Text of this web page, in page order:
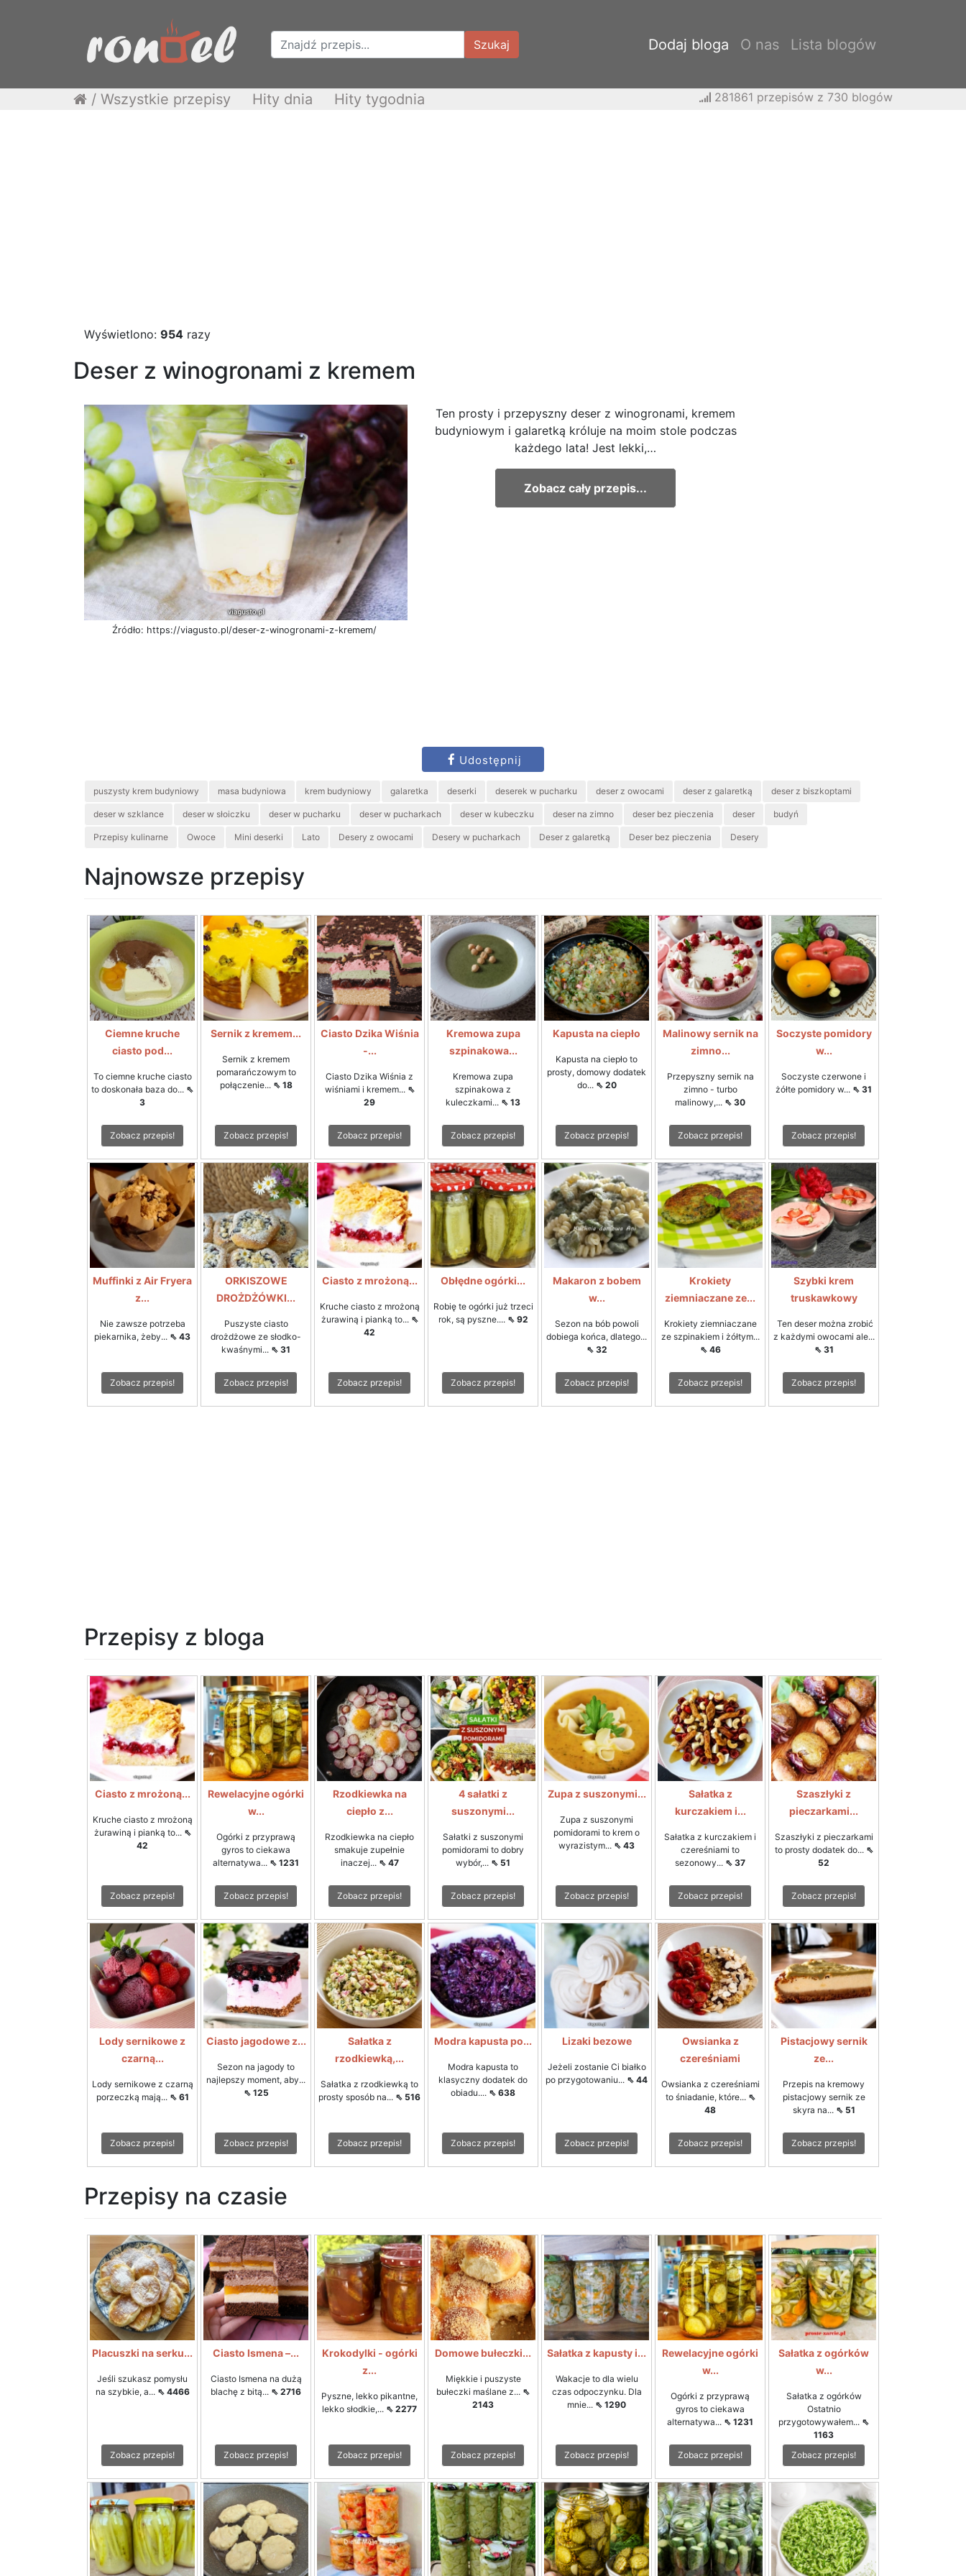
Szukaj Dodaj bloga O nas Lista blogów
/ Wszystkie przepisy Hity dnia Hity tygodnia 281861 przepisów z 730 blogów
Wyświetlono: 954 razy
Deser z winogronami z kremem
Źródło: https://viagusto.pl/deser-z-winogronami-z-kremem/
Ten prosty i przepyszny deser z winogronami, kremem
budyniowym i galaretką króluje na moim stole podczas
każdego lata! Jest lekki,…
Zobacz cały przepis...
Udostępnij
puszysty krem budyniowy masa budyniowa krem budyniowy galaretka deserki deserek w pucharku deser z owocami deser z galaretką deser z biszkoptami
deser w szklance deser w słoiczku deser w pucharku deser w pucharkach deser w kubeczku deser na zimno deser bez pieczenia deser budyń
Przepisy kulinarne Owoce Mini deserki Lato Desery z owocami Desery w pucharkach Deser z galaretką Deser bez pieczenia Desery
Najnowsze przepisy
Ciemne kruche
ciasto pod...
To ciemne kruche ciasto
to doskonała baza do... ⇖
3
Zobacz przepis!
Sernik z kremem...
Sernik z kremem
pomarańczowym to
połączenie... ⇖ 18
Zobacz przepis!
Ciasto Dzika Wiśnia
-...
Ciasto Dzika Wiśnia z
wiśniami i kremem... ⇖
29
Zobacz przepis!
Kremowa zupa
szpinakowa...
Kremowa zupa
szpinakowa z
kuleczkami... ⇖ 13
Zobacz przepis!
Kapusta na ciepło
Kapusta na ciepło to
prosty, domowy dodatek
do... ⇖ 20
Zobacz przepis!
Malinowy sernik na
zimno...
Przepyszny sernik na
zimno - turbo
malinowy,... ⇖ 30
Zobacz przepis!
Soczyste pomidory
w...
Soczyste czerwone i
żółte pomidory w... ⇖ 31
Zobacz przepis!
Muffinki z Air Fryera
z...
Nie zawsze potrzeba
piekarnika, żeby... ⇖ 43
Zobacz przepis!
ORKISZOWE
DROŻDŻÓWKI...
Puszyste ciasto
drożdżowe ze słodko-
kwaśnymi... ⇖ 31
Zobacz przepis!
Ciasto z mrożoną...
Kruche ciasto z mrożoną
żurawiną i pianką to... ⇖
42
Zobacz przepis!
Obłędne ogórki...
Robię te ogórki już trzeci
rok, są pyszne.... ⇖ 92
Zobacz przepis!
Makaron z bobem
w...
Sezon na bób powoli
dobiega końca, dlatego...
⇖ 32
Zobacz przepis!
Krokiety
ziemniaczane ze...
Krokiety ziemniaczane
ze szpinakiem i żółtym...
⇖ 46
Zobacz przepis!
Szybki krem
truskawkowy
Ten deser można zrobić
z każdymi owocami ale...
⇖ 31
Zobacz przepis!
Przepisy z bloga
Ciasto z mrożoną...
Kruche ciasto z mrożoną
żurawiną i pianką to... ⇖
42
Zobacz przepis!
Rewelacyjne ogórki
w...
Ogórki z przyprawą
gyros to ciekawa
alternatywa... ⇖ 1231
Zobacz przepis!
Rzodkiewka na
ciepło z...
Rzodkiewka na ciepło
smakuje zupełnie
inaczej... ⇖ 47
Zobacz przepis!
4 sałatki z
suszonymi...
Sałatki z suszonymi
pomidorami to dobry
wybór,... ⇖ 51
Zobacz przepis!
Zupa z suszonymi...
Zupa z suszonymi
pomidorami to krem o
wyrazistym... ⇖ 43
Zobacz przepis!
Sałatka z
kurczakiem i...
Sałatka z kurczakiem i
czereśniami to
sezonowy... ⇖ 37
Zobacz przepis!
Szaszłyki z
pieczarkami...
Szaszłyki z pieczarkami
to prosty dodatek do... ⇖
52
Zobacz przepis!
Lody sernikowe z
czarną...
Lody sernikowe z czarną
porzeczką mają... ⇖ 61
Zobacz przepis!
Ciasto jagodowe z...
Sezon na jagody to
najlepszy moment, aby...
⇖ 125
Zobacz przepis!
Sałatka z
rzodkiewką,...
Sałatka z rzodkiewką to
prosty sposób na... ⇖ 516
Zobacz przepis!
Modra kapusta po...
Modra kapusta to
klasyczny dodatek do
obiadu.... ⇖ 638
Zobacz przepis!
Lizaki bezowe
Jeżeli zostanie Ci białko
po przygotowaniu... ⇖ 44
Zobacz przepis!
Owsianka z
czereśniami
Owsianka z czereśniami
to śniadanie, które... ⇖
48
Zobacz przepis!
Pistacjowy sernik
ze...
Przepis na kremowy
pistacjowy sernik ze
skyra na... ⇖ 51
Zobacz przepis!
Przepisy na czasie
Placuszki na serku...
Jeśli szukasz pomysłu
na szybkie, a... ⇖ 4466
Zobacz przepis!
Ciasto Ismena –...
Ciasto Ismena na dużą
blachę z bitą... ⇖ 2716
Zobacz przepis!
Krokodylki - ogórki
z...
Pyszne, lekko pikantne,
lekko słodkie,... ⇖ 2277
Zobacz przepis!
Domowe bułeczki...
Miękkie i puszyste
bułeczki maślane z... ⇖
2143
Zobacz przepis!
Sałatka z kapusty i...
Wakacje to dla wielu
czas odpoczynku. Dla
mnie... ⇖ 1290
Zobacz przepis!
Rewelacyjne ogórki
w...
Ogórki z przyprawą
gyros to ciekawa
alternatywa... ⇖ 1231
Zobacz przepis!
Sałatka z ogórków
w...
Sałatka z ogórków
Ostatnio
przygotowywałem... ⇖
1163
Zobacz przepis!